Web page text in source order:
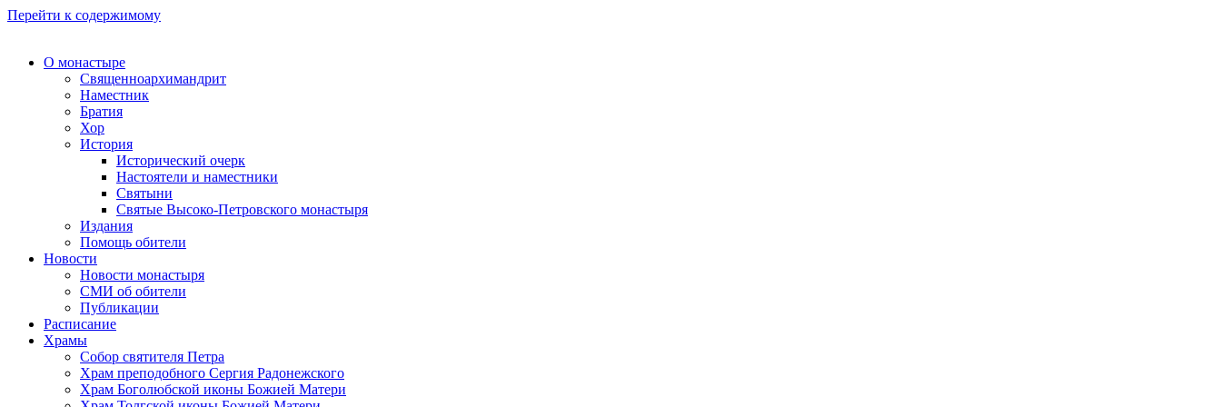
Перейти к содержимому
О монастыре
Священноархимандрит
Наместник
Братия
Хор
История
Исторический очерк
Настоятели и наместники
Святыни
Святые Высоко-Петровского монастыря
Издания
Помощь обители
Новости
Новости монастыря
СМИ об обители
Публикации
Расписание
Храмы
Собор святителя Петра
Храм преподобного Сергия Радонежского
Храм Боголюбской иконы Божией Матери